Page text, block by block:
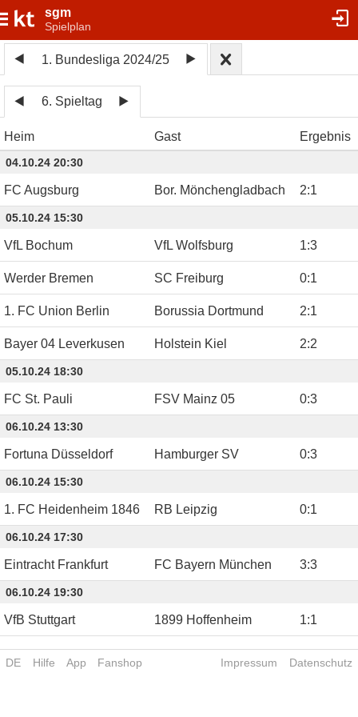
sgm
Spielplan
1. Bundesliga 2024/25
6. Spieltag
Heim Gast Ergebnis
04.10.24 20:30
FC Augsburg Bor. Mönchengladbach 2:1
05.10.24 15:30
VfL Bochum VfL Wolfsburg 1:3
Werder Bremen SC Freiburg 0:1
1. FC Union Berlin Borussia Dortmund 2:1
Bayer 04 Leverkusen Holstein Kiel 2:2
05.10.24 18:30
FC St. Pauli FSV Mainz 05 0:3
06.10.24 13:30
Fortuna Düsseldorf Hamburger SV 0:3
06.10.24 15:30
1. FC Heidenheim 1846 RB Leipzig 0:1
06.10.24 17:30
Eintracht Frankfurt FC Bayern München 3:3
06.10.24 19:30
VfB Stuttgart 1899 Hoffenheim 1:1
DE Hilfe App Fanshop Impressum Datenschutz